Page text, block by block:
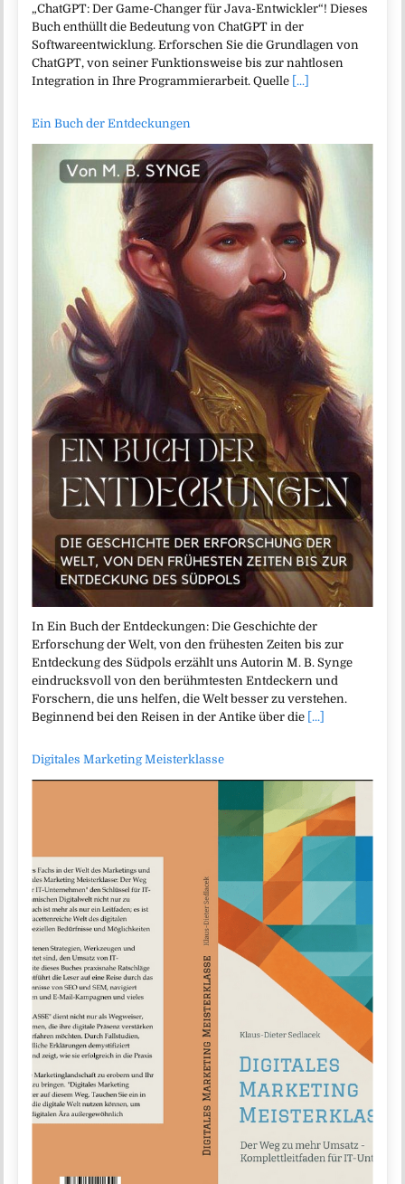
„ChatGPT: Der Game-Changer für Java-Entwickler“! Dieses
Buch enthüllt die Bedeutung von ChatGPT in der
Softwareentwicklung. Erforschen Sie die Grundlagen von
ChatGPT, von seiner Funktionsweise bis zur nahtlosen
Integration in Ihre Programmierarbeit. Quelle [...]
Ein Buch der Entdeckungen
In Ein Buch der Entdeckungen: Die Geschichte der
Erforschung der Welt, von den frühesten Zeiten bis zur
Entdeckung des Südpols erzählt uns Autorin M. B. Synge
eindrucksvoll von den berühmtesten Entdeckern und
Forschern, die uns helfen, die Welt besser zu verstehen.
Beginnend bei den Reisen in der Antike über die [...]
Digitales Marketing Meisterklasse